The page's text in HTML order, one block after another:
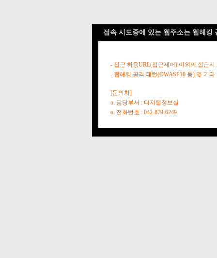
접속 시도중에 있는 웹주소는 웹해킹
- 접근 허용URL(접근제어) 이외의 접근시
- 웹해킹 공격 패턴(OWASP10 등) 및 기
[문의처]
o. 담당부서 : 디지털정보실
o. 전화번호 : 042-879-6249